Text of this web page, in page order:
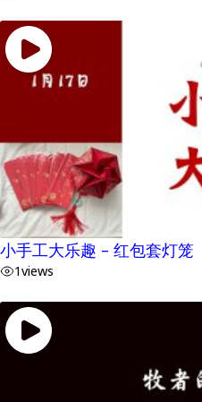
小手工大乐趣 – 红包套灯笼
1views